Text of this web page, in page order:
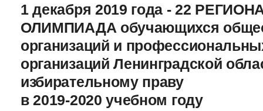
1 декабря 2019 года - 22
ОЛИМПИАДА обучающихся
организаций и
организаций Ленинградской
избирательному праву
в 2019-2020 учебном году